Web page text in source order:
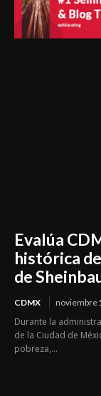
Evalúa
histórica
de
CDMX noviembre
Durante la
de la Ciudad de
pobreza,...